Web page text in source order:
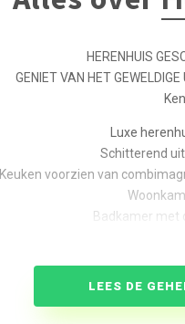
HERENHUIS
GENIET VAN HET
Luxe
Schitterend
Keuken voorzien van
Badkamer met
Drie woningen, nr. 57, 57a
LEES DE